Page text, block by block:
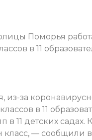
Поморья
в 11
из-за
в 11
в 11 детских
класс, — сообщили